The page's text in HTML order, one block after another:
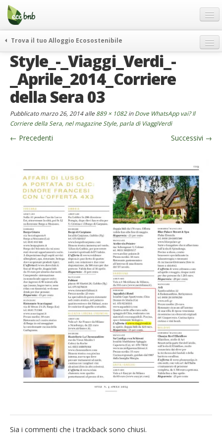
Menu
Salta
contenuto
Offerte Speciali
Regali
FAQ
Chi Siamo
Partner
Contatti
German
English
Spanish
French
Italiano
Trova il tuo Alloggio Ecosostenibile
weekend green
itinerari
curiosità
vivere e viaggiare verde
news ed eventi
Style_-_Viaggi_Verdi_-
_Aprile_2014_Corriere
della Sera 03
Pubblicatomarzo 26, 2014alle 889 × 1082inDove WhatsApp vai? Il
Corriere della Sera, nel magazine Style, parla di ViaggiVerdi
← Precedenti Successivi →
Sia i commenti che i trackback sono chiusi.